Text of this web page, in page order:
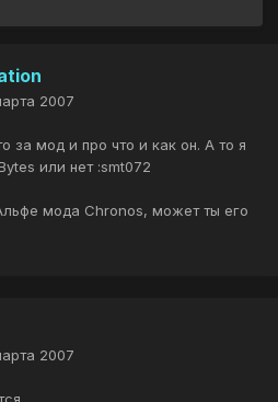
2007
за мод и про что и как он. А то я
или нет :smt072
мода Chronos, может ты его
2007